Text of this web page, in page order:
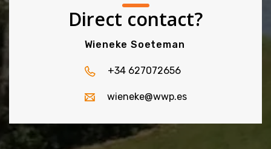
Direct contact?
Wieneke Soeteman
+34 627072656
wieneke@wwp.es